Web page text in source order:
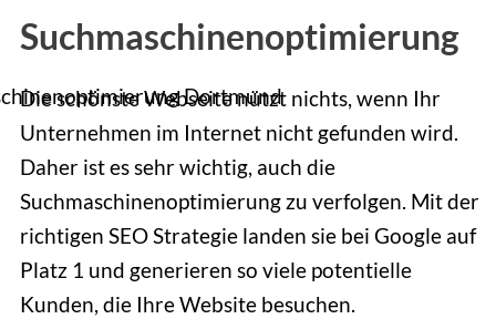
Suchmaschinenoptimierung
Die schönste Webseite nützt nichts, wenn Ihr
Unternehmen im Internet nicht gefunden wird.
Daher ist es sehr wichtig, auch die
Suchmaschinenoptimierung zu verfolgen. Mit der
richtigen SEO Strategie landen sie bei Google auf
Platz 1 und generieren so viele potentielle
Kunden, die Ihre Website besuchen.